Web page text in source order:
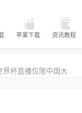
苹果下载 资讯教程
界杯直播仅限中国大